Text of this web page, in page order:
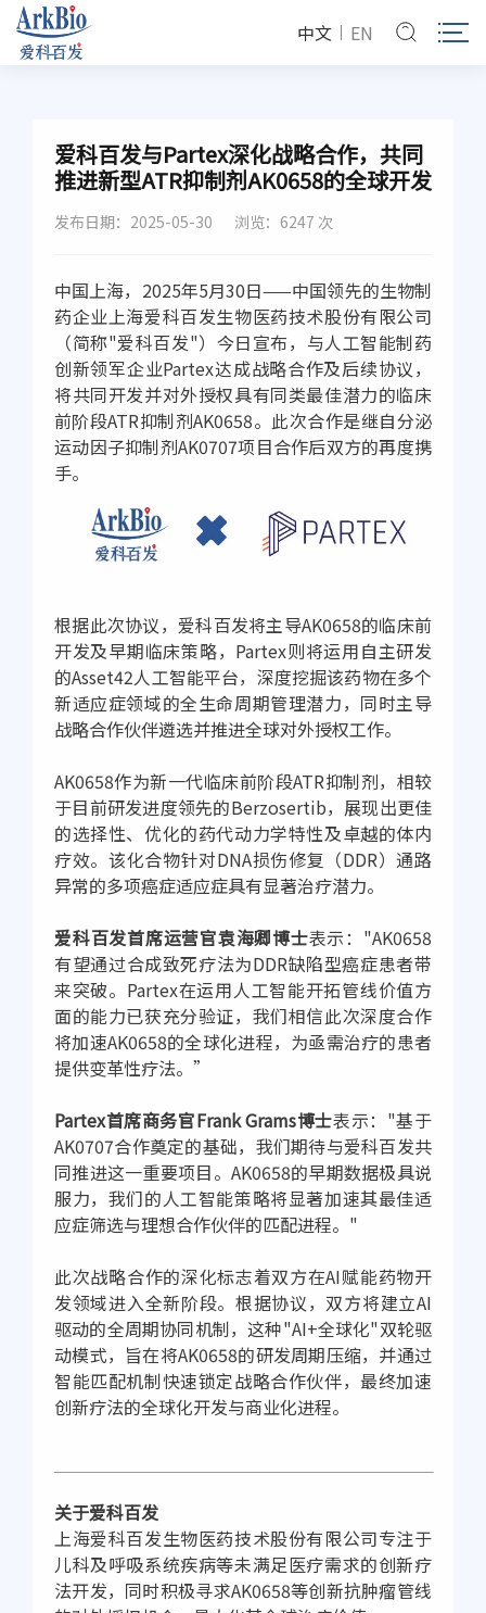
中文 EN
爱科百发与Partex深化战略合作，共同
推进新型ATR抑制剂AK0658的全球开发
发布日期：2025-05-30 浏览：6247 次
中国上海，2025年5月30日——中国领先的生物制
药企业上海爱科百发生物医药技术股份有限公司
（简称"爱科百发"）今日宣布，与人工智能制药
创新领军企业Partex达成战略合作及后续协议，
将共同开发并对外授权具有同类最佳潜力的临床
前阶段ATR抑制剂AK0658。此次合作是继自分泌
运动因子抑制剂AK0707项目合作后双方的再度携
手。
根据此次协议，爱科百发将主导AK0658的临床前
开发及早期临床策略，Partex则将运用自主研发
的Asset42人工智能平台，深度挖掘该药物在多个
新适应症领域的全生命周期管理潜力，同时主导
战略合作伙伴遴选并推进全球对外授权工作。
AK0658作为新一代临床前阶段ATR抑制剂，相较
于目前研发进度领先的Berzosertib，展现出更佳
的选择性、优化的药代动力学特性及卓越的体内
疗效。该化合物针对DNA损伤修复（DDR）通路
异常的多项癌症适应症具有显著治疗潜力。
爱科百发首席运营官袁海卿博士表示："AK0658
有望通过合成致死疗法为DDR缺陷型癌症患者带
来突破。Partex在运用人工智能开拓管线价值方
面的能力已获充分验证，我们相信此次深度合作
将加速AK0658的全球化进程，为亟需治疗的患者
提供变革性疗法。”
Partex首席商务官Frank Grams博士表示："基于
AK0707合作奠定的基础，我们期待与爱科百发共
同推进这一重要项目。AK0658的早期数据极具说
服力，我们的人工智能策略将显著加速其最佳适
应症筛选与理想合作伙伴的匹配进程。"
此次战略合作的深化标志着双方在AI赋能药物开
发领域进入全新阶段。根据协议，双方将建立AI
驱动的全周期协同机制，这种"AI+全球化"双轮驱
动模式，旨在将AK0658的研发周期压缩，并通过
智能匹配机制快速锁定战略合作伙伴，最终加速
创新疗法的全球化开发与商业化进程。
关于爱科百发
上海爱科百发生物医药技术股份有限公司专注于
儿科及呼吸系统疾病等未满足医疗需求的创新疗
法开发，同时积极寻求AK0658等创新抗肿瘤管线